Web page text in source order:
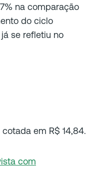
na comparação
do ciclo
se refletiu no
em R$ 14,84.
com